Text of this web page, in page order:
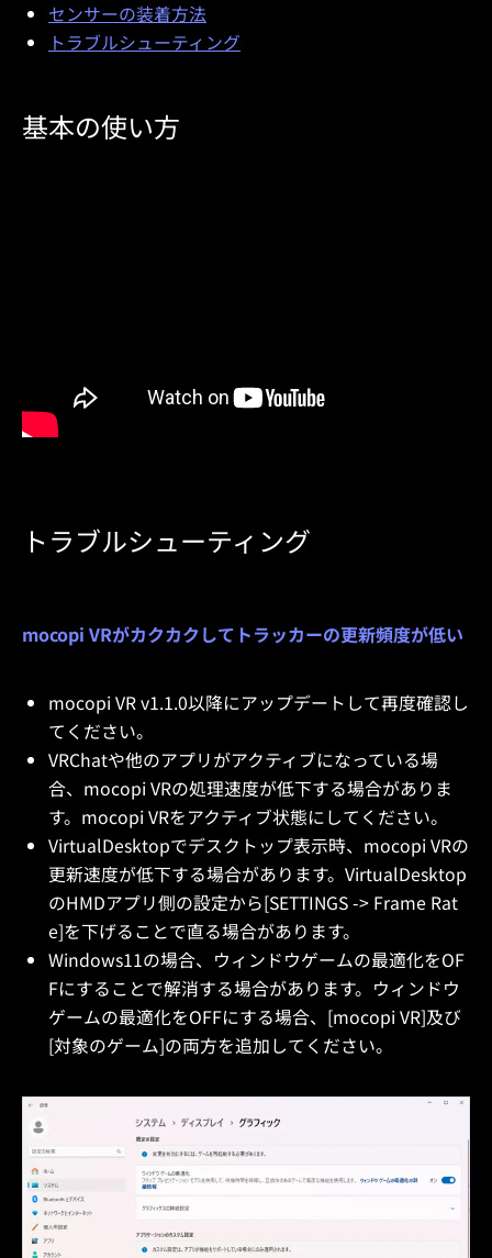
センサーの装着方法
トラブルシューティング
基本の使い方
トラブルシューティング
mocopi VRがカクカクしてトラッカーの更新頻度が低い
mocopi VR v1.1.0以降にアップデートして再度確認し
てください。
VRChatや他のアプリがアクティブになっている場
合、mocopi VRの処理速度が低下する場合がありま
す。mocopi VRをアクティブ状態にしてください。
VirtualDesktopでデスクトップ表示時、mocopi VRの
更新速度が低下する場合があります。VirtualDesktop
のHMDアプリ側の設定から[SETTINGS -> Frame Rat
e]を下げることで直る場合があります。
Windows11の場合、ウィンドウゲームの最適化をOF
Fにすることで解消する場合があります。ウィンドウ
ゲームの最適化をOFFにする場合、[mocopi VR]及び
[対象のゲーム]の両方を追加してください。